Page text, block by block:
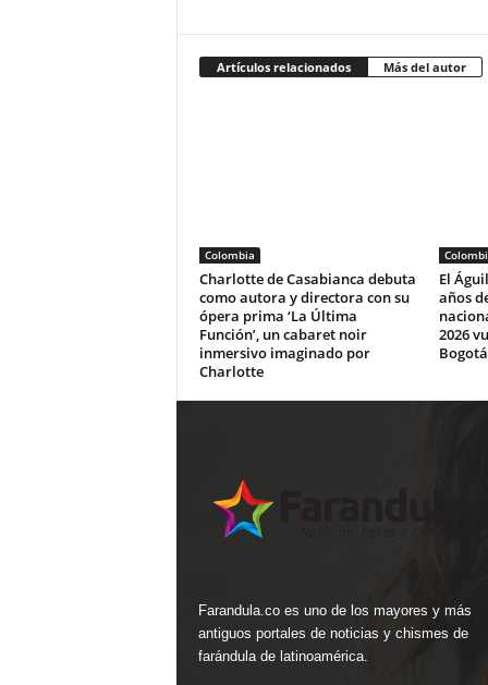
Artículos relacionados Más del autor
Colombia
Charlotte de Casabianca debuta
como autora y directora con su
ópera prima ‘La Última
Función’, un cabaret noir
inmersivo imaginado por
Charlotte
El
años
2026
Bogotá
Farandula.co es uno de los mayores y más
antiguos portales de noticias y chismes de
farándula de latinoamérica.